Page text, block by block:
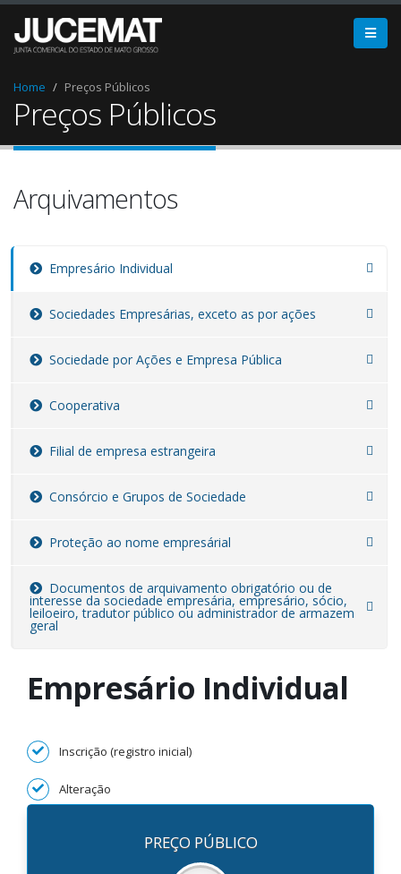
Home Preços Públicos
Preços Públicos
Arquivamentos
Empresário Individual
Sociedades Empresárias, exceto as por ações
Sociedade por Ações e Empresa Pública
Cooperativa
Filial de empresa estrangeira
Consórcio e Grupos de Sociedade
Proteção ao nome empresárial
Documentos de arquivamento obrigatório ou de
interesse da sociedade empresária, empresário, sócio,
leiloeiro, tradutor público ou administrador de armazem
geral
Empresário Individual
Inscrição (registro inicial)
Alteração
PREÇO PÚBLICO